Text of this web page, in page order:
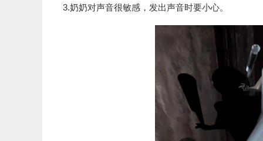
3.奶奶对声音很敏感，发出声音时要小心。